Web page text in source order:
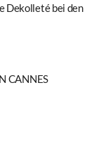
Dekolleté bei den
CANNES